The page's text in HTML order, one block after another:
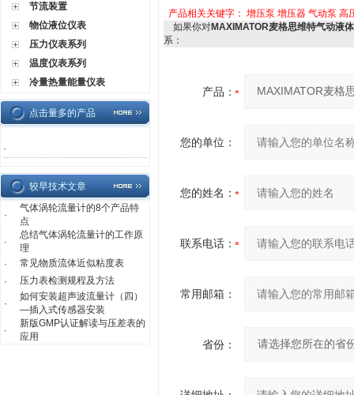
节流装置
物位液位仪表
压力仪表系列
温度仪表系列
冷量热量能量仪表
点击量多的产品
·
较早技术文章
·
气体涡轮流量计的8个产品特
点
·
总结气体涡轮流量计的工作原
理
·
常见物质流体近似粘度表
·
压力表检测规程及方法
·
如何安装超声波流量计（四）
—插入式传感器安装
·
新版GMP认证解读与压差表的
应用
产品相关关键字： 增压泵 增压器 气动泵 高
如果你对MAXIMATOR麦格思维特气动液
系：
产品：
您的单位：
您的姓名：
联系电话：
常用邮箱：
省份：